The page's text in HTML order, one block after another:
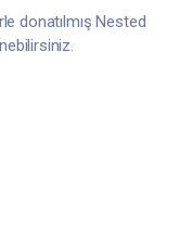
donatılmış Nested